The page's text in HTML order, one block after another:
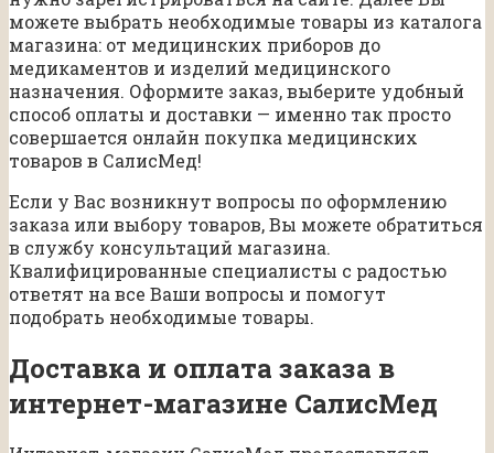
можете выбрать необходимые товары из каталога
магазина: от медицинских приборов до
медикаментов и изделий медицинского
назначения. Оформите заказ, выберите удобный
способ оплаты и доставки — именно так просто
совершается онлайн покупка медицинских
товаров в СалисМед!
Если у Вас возникнут вопросы по оформлению
заказа или выбору товаров, Вы можете обратиться
в службу консультаций магазина.
Квалифицированные специалисты с радостью
ответят на все Ваши вопросы и помогут
подобрать необходимые товары.
Доставка и оплата заказа в
интернет-магазине СалисМед